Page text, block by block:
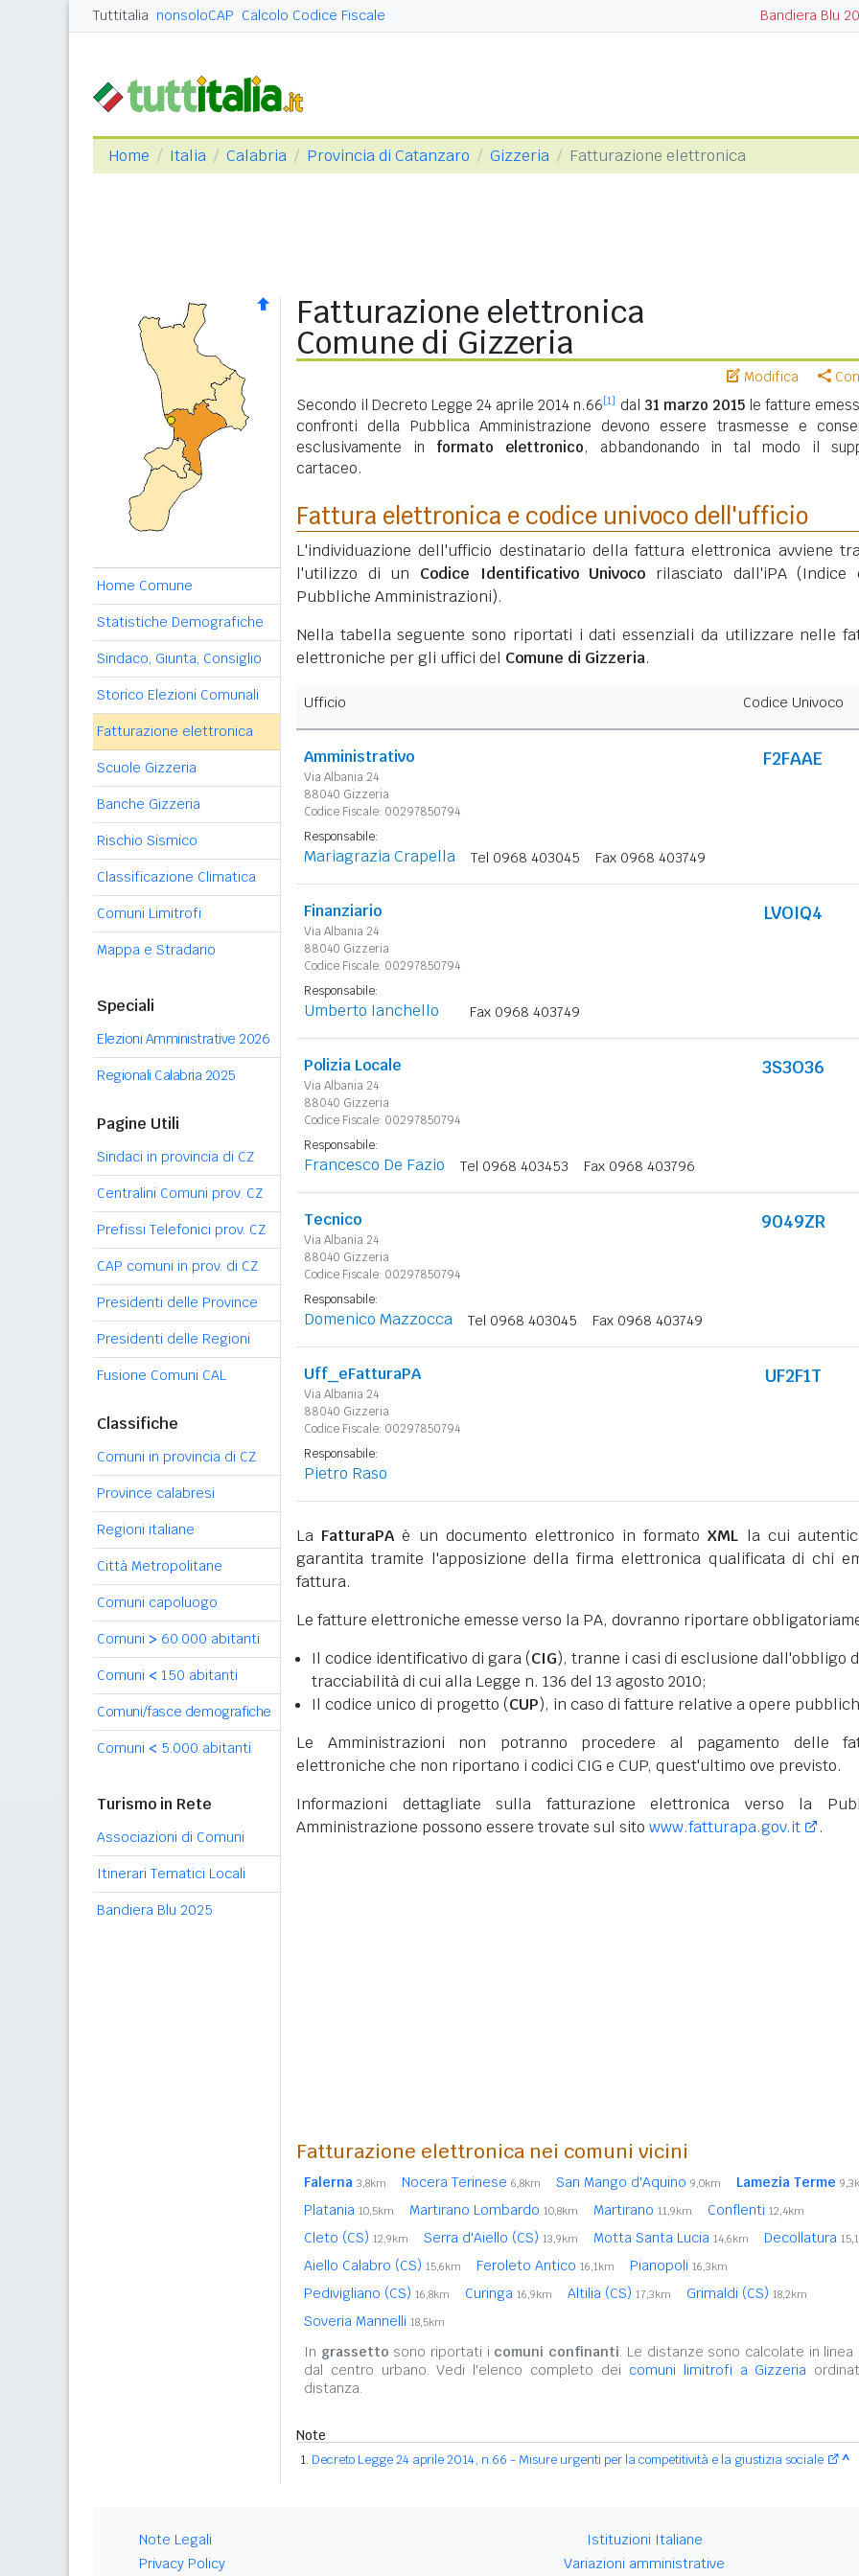
Tuttitalia nonsoloCAP Calcolo Codice Fiscale Bandiera Blu
Home Italia Calabria Provincia di Catanzaro Gizzeria Fatturazione elettronica
Home Comune
Statistiche Demografiche
Sindaco, Giunta, Consiglio
Storico Elezioni Comunali
Fatturazione elettronica
Scuole Gizzeria
Banche Gizzeria
Rischio Sismico
Classificazione Climatica
Comuni Limitrofi
Mappa e Stradario
Speciali
Elezioni Amministrative 2026
Regionali Calabria 2025
Pagine Utili
Sindaci in provincia di CZ
Centralini Comuni prov. CZ
Prefissi Telefonici prov. CZ
CAP comuni in prov. di CZ
Presidenti delle Province
Presidenti delle Regioni
Fusione Comuni CAL
Classifiche
Comuni in provincia di CZ
Province calabresi
Regioni italiane
Città Metropolitane
Comuni capoluogo
Comuni > 60.000 abitanti
Comuni < 150 abitanti
Comuni/fasce demografiche
Comuni < 5.000 abitanti
Turismo in Rete
Associazioni di Comuni
Itinerari Tematici Locali
Bandiera Blu 2025
Fatturazione elettronica
Comune di Gizzeria
Modifica
Secondo il Decreto Legge 24 aprile 2014 n.66[1] dal 31 marzo 2015le fatture
confronti della Pubblica Amministrazione devono essere trasmesse e
esclusivamente in formato elettronico, abbandonando in tal modo il
cartaceo.
Fattura elettronica e codice univoco dell'ufficio
L'individuazione dell'ufficio destinatario della fattura elettronica avviene
l'utilizzo di un Codice Identificativo Univoco rilasciato dall'iPA (Indice
Pubbliche Amministrazioni).
Nella tabella seguente sono riportati i dati essenziali da utilizzare nelle
elettroniche per gli uffici del Comune di Gizzeria.
Ufficio Codice Univoco
Amministrativo
Via Albania 24
88040 Gizzeria
Codice Fiscale: 00297850794
F2FAAE
Responsabile:
Mariagrazia Crapella Tel 0968 403045 Fax 0968 403749
Finanziario
Via Albania 24
88040 Gizzeria
Codice Fiscale: 00297850794
LVOIQ4
Responsabile:
Umberto Ianchello Fax 0968 403749
Polizia Locale
Via Albania 24
88040 Gizzeria
Codice Fiscale: 00297850794
3S3O36
Responsabile:
Francesco De Fazio Tel 0968 403453 Fax 0968 403796
Tecnico
Via Albania 24
88040 Gizzeria
Codice Fiscale: 00297850794
9049ZR
Responsabile:
Domenico Mazzocca Tel 0968 403045 Fax 0968 403749
Uff_eFatturaPA
Via Albania 24
88040 Gizzeria
Codice Fiscale: 00297850794
UF2F1T
Responsabile:
Pietro Raso
La FatturaPA è un documento elettronico in formatoXML la cui
garantita tramite l'apposizione della firma elettronica qualificata di chi
fattura.
Le fatture elettroniche emesse verso la PA, dovranno riportare
Il codice identificativo di gara (CIG), tranne i casi di esclusione dall'obbligo
tracciabilità di cui alla Legge n. 136 del 13 agosto 2010;
Il codice unico di progetto (CUP), in caso di fatture relative a opere
Le Amministrazioni non potranno procedere al pagamento delle
elettroniche che non riportano i codici CIG e CUP, quest'ultimo ove previsto.
Informazioni dettagliate sulla fatturazione elettronica verso la
Amministrazione possono essere trovate sul sito www.fatturapa.gov.it .
Fatturazione elettronica nei comuni vicini
Falerna 3,8km Nocera Terinese 6,8km San Mango d'Aquino 9,0km Lamezia Terme
Platania 10,5km Martirano Lombardo 10,8km Martirano 11,9km Conflenti 12,4km
Cleto (CS) 12,9km Serra d'Aiello (CS) 13,9km Motta Santa Lucia 14,6km Decollatura
Aiello Calabro (CS) 15,6km Feroleto Antico 16,1km Pianopoli 16,3km
Pedivigliano (CS) 16,8km Curinga 16,9km Altilia (CS) 17,3km Grimaldi (CS) 18,2km
Soveria Mannelli 18,5km
In grassetto sono riportati i comuni confinanti. Le distanze sono calcolate in linea
dal centro urbano. Vedi l'elenco completo dei comuni limitrofi a Gizzeria
distanza.
Note
Decreto Legge 24 aprile 2014, n.66 - Misure urgenti per la competitività e la giustizia sociale ^
Note Legali
Privacy Policy
Istituzioni Italiane
Variazioni amministrative